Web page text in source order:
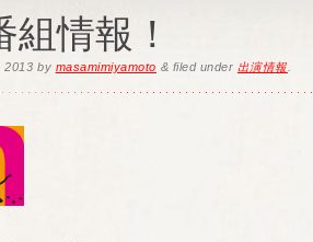
情報！
2013 by masamimiyamoto & filed under 出演情報